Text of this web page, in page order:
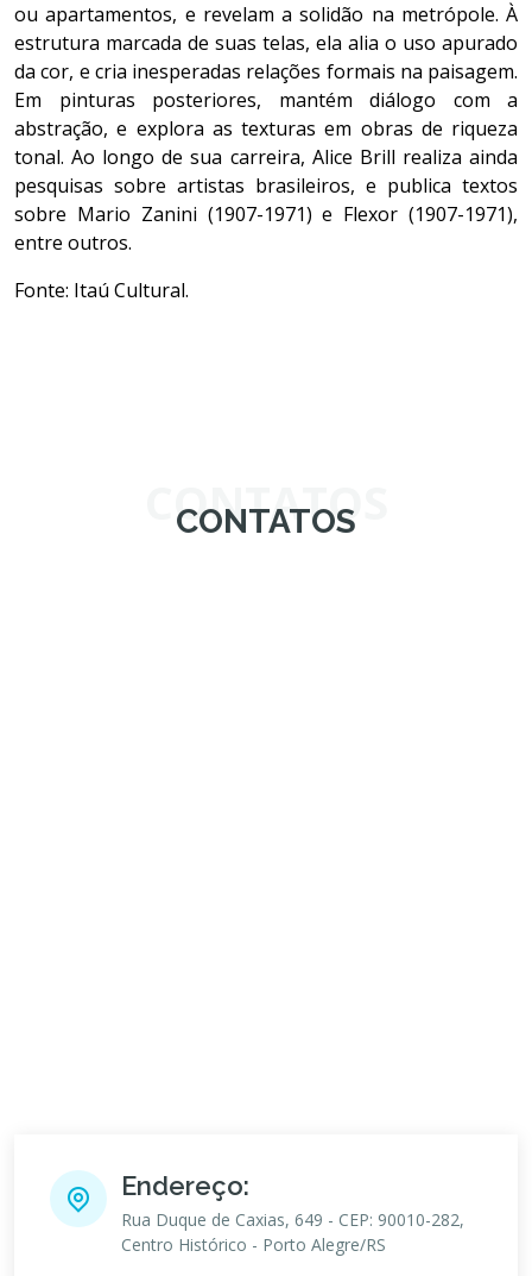
ou apartamentos, e revelam a solidão na metrópole. À
estrutura marcada de suas telas, ela alia o uso apurado
da cor, e cria inesperadas relações formais na paisagem.
Em pinturas posteriores, mantém diálogo com a
abstração, e explora as texturas em obras de riqueza
tonal. Ao longo de sua carreira, Alice Brill realiza ainda
pesquisas sobre artistas brasileiros, e publica textos
sobre Mario Zanini (1907-1971) e Flexor (1907-1971),
entre outros.
Fonte: Itaú Cultural.
CONTATOS
CONTATOS
Endereço:
Rua Duque de Caxias, 649 - CEP: 90010-282,
Centro Histórico - Porto Alegre/RS